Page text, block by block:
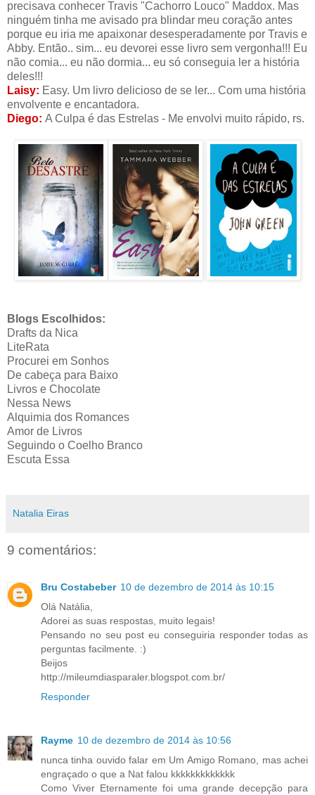
precisava conhecer Travis "Cachorro Louco" Maddox. Mas
ninguém tinha me avisado pra blindar meu coração antes
porque eu iria me apaixonar desesperadamente por Travis e
Abby. Então.. sim... eu devorei esse livro sem vergonha!!! Eu
não comia... eu não dormia... eu só conseguia ler a história
deles!!!
Laisy: Easy. Um livro delicioso de se ler... Com uma história
envolvente e encantadora.
Diego: A Culpa é das Estrelas - Me envolvi muito rápido, rs.
Blogs Escolhidos:
Drafts da Nica
LiteRata
Procurei em Sonhos
De cabeça para Baixo
Livros e Chocolate
Nessa News
Alquimia dos Romances
Amor de Livros
Seguindo o Coelho Branco
Escuta Essa
Natalia Eiras
9 comentários:
Bru Costabeber 10 de dezembro de 2014 às 10:15
Olá Natália,
Adorei as suas respostas, muito legais!
Pensando no seu post eu conseguiria responder todas as
perguntas facilmente. :)
Beijos
http://mileumdiasparaler.blogspot.com.br/
Responder
Rayme 10 de dezembro de 2014 às 10:56
nunca tinha ouvido falar em Um Amigo Romano, mas achei
engraçado o que a Nat falou kkkkkkkkkkkkk
Como Viver Eternamente foi uma grande decepção para